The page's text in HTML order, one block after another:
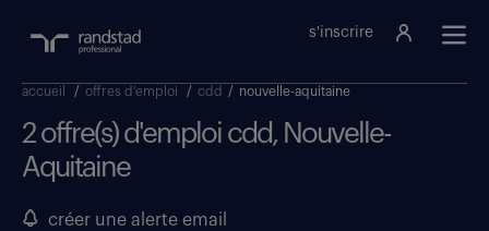
s'inscrire
accueil / offres d'emploi / cdd / nouvelle-aquitaine
2 offre(s) d'emploi cdd, Nouvelle-
Aquitaine
créer une alerte email